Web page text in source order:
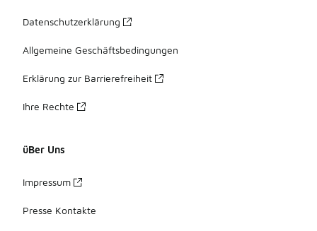
Datenschutzerklärung
Allgemeine Geschäftsbedingungen
Erklärung zur Barrierefreiheit
Ihre Rechte
üBer Uns
Impressum
Presse Kontakte